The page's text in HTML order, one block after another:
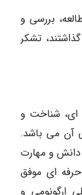
بررسی و
تشکر
ای، شناخت و
آن می باشد.
دانش و مهارت
ای موفق